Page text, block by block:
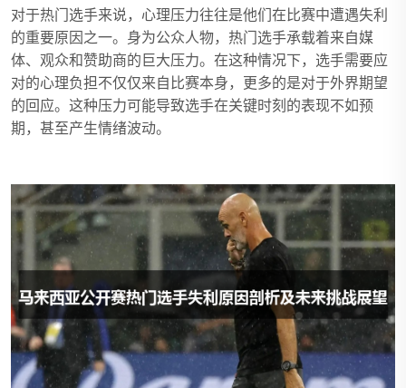
对于热门选手来说，心理压力往往是他们在比赛中遭遇失利
的重要原因之一。身为公众人物，热门选手承载着来自媒
体、观众和赞助商的巨大压力。在这种情况下，选手需要应
对的心理负担不仅仅来自比赛本身，更多的是对于外界期望
的回应。这种压力可能导致选手在关键时刻的表现不如预
期，甚至产生情绪波动。